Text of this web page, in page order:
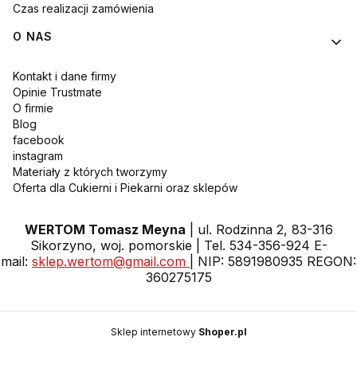
Czas realizacji zamówienia
O NAS
Kontakt i dane firmy
Opinie Trustmate
O firmie
Blog
facebook
instagram
Materiały z których tworzymy
Oferta dla Cukierni i Piekarni oraz sklepów
WERTOM Tomasz Meyna | ul. Rodzinna 2, 83-316
Sikorzyno, woj. pomorskie | Tel. 534-356-924 E-
mail: sklep.wertom@gmail.com
| NIP: 5891980935 REGON:
360275175
Sklep internetowy Shoper.pl